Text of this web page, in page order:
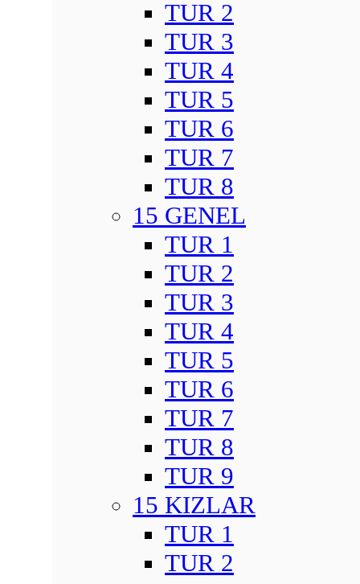
TUR 2
TUR 3
TUR 4
TUR 5
TUR 6
TUR 7
TUR 8
15 GENEL
TUR 1
TUR 2
TUR 3
TUR 4
TUR 5
TUR 6
TUR 7
TUR 8
TUR 9
15 KIZLAR
TUR 1
TUR 2